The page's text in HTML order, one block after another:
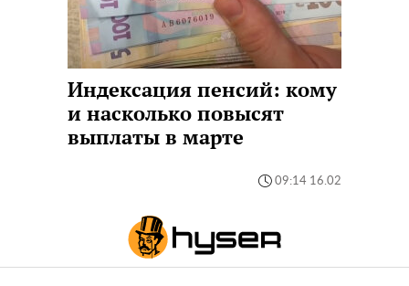
Индексация пенсий: кому
и насколько повысят
выплаты в марте
09:14 16.02